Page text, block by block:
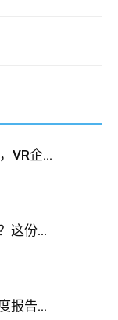
VR企...
这份...
报告...